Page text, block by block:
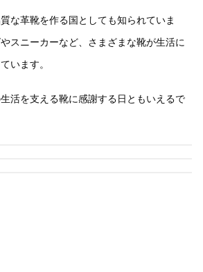
な革靴を作る国としても知られていま
スニーカーなど、さまざまな靴が生活に
います。
活を支える靴に感謝する日ともいえるで